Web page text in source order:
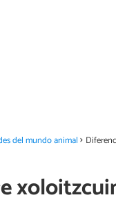
del mundo animal